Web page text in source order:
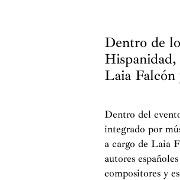
Dentro de
Laia
Dentro del
integrado por
a cargo de Laia
autores
compositores y